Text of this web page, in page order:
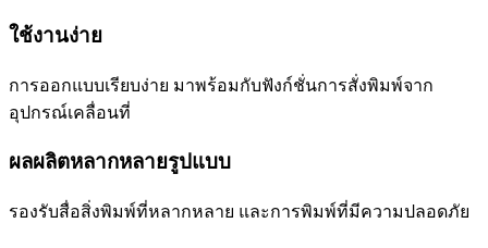
ใช้งานง่าย
การออกแบบเรียบง่าย มาพร้อมกับฟังก์ชั่นการสั่งพิมพ์จาก
อุปกรณ์เคลื่อนที่
ผลผลิตหลากหลายรูปแบบ
รองรับสื่อสิ่งพิมพ์ที่หลากหลาย และการพิมพ์ที่มีความปลอดภัย